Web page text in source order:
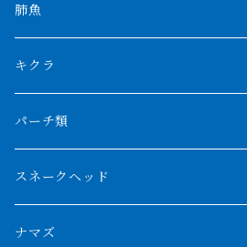
特殊アロワナ
厳選 過背金龍
フルゴールデンクロスバック
ブルーベースクロスバック
BILLY-KENオリジナルブランド紅龍
チョッパーレッド
ブルレッド
その他アジアアロワナ
特殊個体
シルバーアロワナ
ダトニオプラスワン
リアルバンド
フォークバンド
フォーバータイガー
メニーバータイガー
ニューギニアダトニオ
特殊ポリプ
プラチナ個体
ショート個体
ハイブリッドポリプ
エンドリケリー
ギニア
ナイジェリア
ナイルビチャー
ナポレオンビチャー
ビキールビキール
シナガワダイヤ
ダイヤモンドポルカ
クロコダイル
その他淡水エイ
肺魚
ネオケラ
その他肺魚
キクラ
パーチ類
スネークヘッド
チャンナバルカ
ナマズ